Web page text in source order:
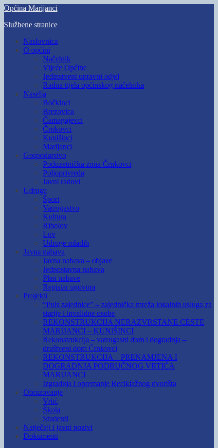
Skip
main
Općina Marijanci
Službene stranice
Toggle
mobile
Naslovnica
O općini
Načelnik
Vijeće Općine
Jedinstveni upravni odjel
Radna tijela općinskog načelnika
Naselja
Bočkinci
Brezovica
Čamagajevci
Črnkovci
Kunišinci
Marijanci
Gospodarstvo
Poduzetnička zona Črnkovci
Poljoprivreda
Javni radovi
Udruge
Šport
Vatrogastvo
Kultura
Ribolov
Lov
Udruge mladih
Javna nabava
Javna nabava – objave
Jednostavna nabava
Plan nabave
Registar ugovora
Projekti
“Puls zajednice” – zajednička mreža lokalnih usluga za
starije i invalidne osobe
REKONSTRUKCIJA NERAZVRSTANE CESTE
MARIJANCI – KUNIŠINCI
Rekonstrukcija – vatrogasni dom i dogradnja –
društveni dom Črnkovci
REKONSTRUKCIJA – PRENAMJENA I
DOGRADNJA PODRUČNOG VRTIĆA
MARIJANCI
Izgradnja i opremanje Reciklažnog dvorišta
Obrazovanje
Vrtić
Škola
Studenti
Natječaji i javni pozivi
Dokumenti